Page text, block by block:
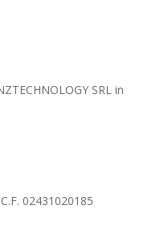
SRL in
02431020185